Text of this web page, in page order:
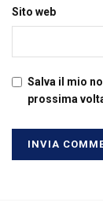
Sito web
Salva il mio
prossima